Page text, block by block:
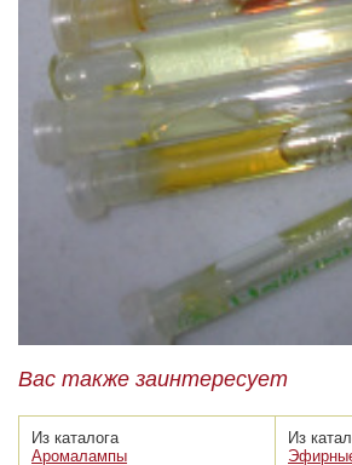
Вас также заинтересует
Из каталога
Аромалампы
Из